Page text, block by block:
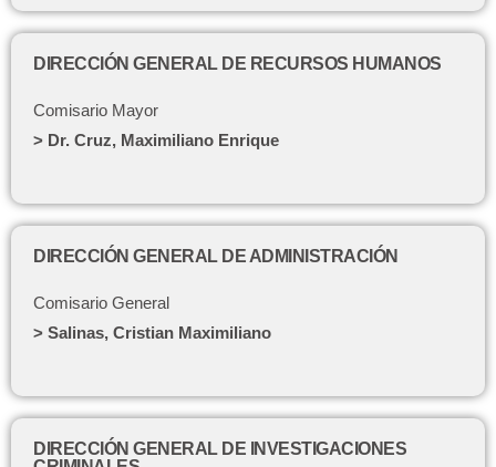
DIRECCIÓN GENERAL DE RECURSOS HUMANOS
Comisario Mayor
> Dr. Cruz, Maximiliano Enrique
DIRECCIÓN GENERAL DE ADMINISTRACIÓN
Comisario General
> Salinas, Cristian Maximiliano
DIRECCIÓN GENERAL DE INVESTIGACIONES